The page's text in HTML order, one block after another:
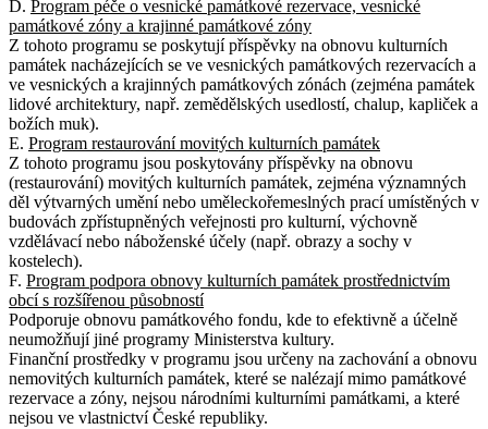
D. Program péče o vesnické památkové rezervace, vesnické
památkové zóny a krajinné památkové zóny
Z tohoto programu se poskytují příspěvky na obnovu kulturních
památek nacházejících se ve vesnických památkových rezervacích a
ve vesnických a krajinných památkových zónách (zejména památek
lidové architektury, např. zemědělských usedlostí, chalup, kapliček a
božích muk).
E. Program restaurování movitých kulturních památek
Z tohoto programu jsou poskytovány příspěvky na obnovu
(restaurování) movitých kulturních památek, zejména významných
děl výtvarných umění nebo uměleckořemeslných prací umístěných v
budovách zpřístupněných veřejnosti pro kulturní, výchovně
vzdělávací nebo náboženské účely (např. obrazy a sochy v
kostelech).
F. Program podpora obnovy kulturních památek prostřednictvím
obcí s rozšířenou působností
Podporuje obnovu památkového fondu, kde to efektivně a účelně
neumožňují jiné programy Ministerstva kultury.
Finanční prostředky v programu jsou určeny na zachování a obnovu
nemovitých kulturních památek, které se nalézají mimo památkové
rezervace a zóny, nejsou národními kulturními památkami, a které
nejsou ve vlastnictví České republiky.